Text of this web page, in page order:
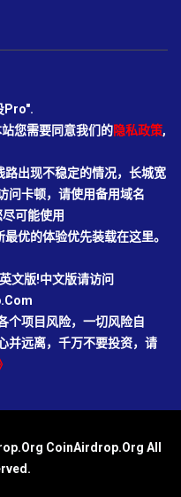
Pro".
您需要同意我们的隐私政策,
出现不稳定的情况，长城宽
问卡顿，请使用备用域名
可能使用
优的体验优先装载在这里。
文版!中文版请访问
个项目风险，一切风险自
并远离，千万不要投资，请
CoinAirdrop.Org All